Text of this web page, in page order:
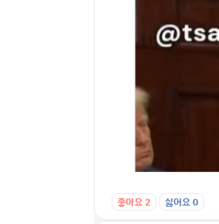
좋아요 2 싫어요 0